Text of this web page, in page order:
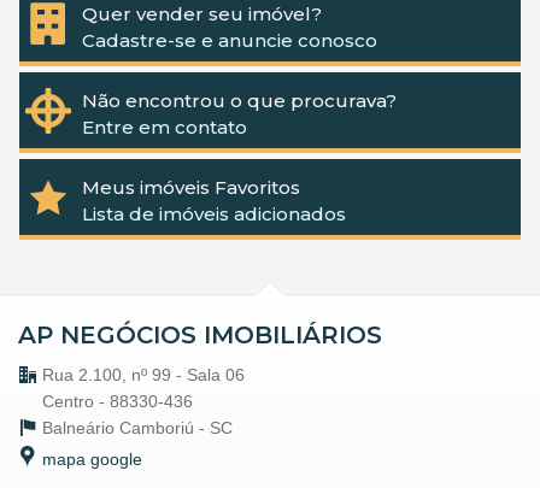
Quer vender seu imóvel?
Cadastre-se e anuncie conosco
Não encontrou o que procurava?
Entre em contato
Meus imóveis Favoritos
Lista de imóveis adicionados
AP NEGÓCIOS IMOBILIÁRIOS
Rua 2.100, nº 99 - Sala 06
Centro - 88330-436
Balneário Camboriú - SC
mapa google